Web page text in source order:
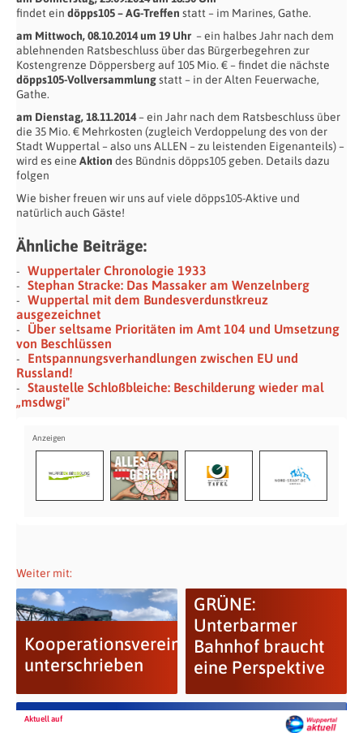
findet ein döpps105 – AG-Treffen statt – im Marines, Gathe.
am Mittwoch, 08.10.2014 um 19 Uhr – ein halbes Jahr nach dem
ablehnenden Ratsbeschluss über das Bürgerbegehren zur
Kostengrenze Döppersberg auf 105 Mio. € – findet die nächste
döpps105-Vollversammlungstatt – in der Alten Feuerwache,
Gathe.
am Dienstag, 18.11.2014– ein Jahr nach dem Ratsbeschluss über
die 35 Mio. € Mehrkosten (zugleich Verdoppelung des von der
Stadt Wuppertal – also uns ALLEN – zu leistenden Eigenanteils) –
wird es eine Aktion des Bündnis döpps105 geben. Details dazu
folgen
Wie bisher freuen wir uns auf viele döpps105-Aktive und
natürlich auch Gäste!
Ähnliche Beiträge:
Wuppertaler Chronologie 1933
Stephan Stracke: Das Massaker am Wenzelnberg
Wuppertal mit dem Bundesverdunstkreuz
ausgezeichnet
Über seltsame Prioritäten im Amt 104 und Umsetzung
von Beschlüssen
Entspannungsverhandlungen zwischen EU und
Russland!
Staustelle Schloßbleiche: Beschilderung wieder mal
„msdwgi"
Weiter mit:
Kooperationsvereinbarung
unterschrieben
GRÜNE:
Unterbarmer
Bahnhof braucht
eine Perspektive
Aktuell auf